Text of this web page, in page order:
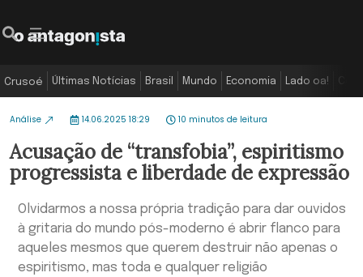
Crusoé Últimas Notícias Brasil Mundo Economia Lado oa!
Análise 14.06.2025 18:29 10 minutos de leitura
Acusação de “transfobia”, espiritismo
progressista e liberdade de expressão
Olvidarmos a nossa própria tradição para dar ouvidos
à gritaria do mundo pós-moderno é abrir flanco para
aqueles mesmos que querem destruir não apenas o
espiritismo, mas toda e qualquer religião